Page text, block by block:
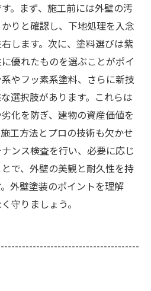
。まず、施工前には外壁の汚
りと確認し、下地処理を入念
します。次に、塗料選びは紫
優れたものを選ぶことがポイ
やフッ素系塗料、さらに新技
選択肢があります。これらは
化を防ぎ、建物の資産価値を
工方法とプロの技術も欠かせ
ンス検査を行い、必要に応じ
で、外壁の美観と耐久性を持
外壁塗装のポイントを理解
守りましょう。